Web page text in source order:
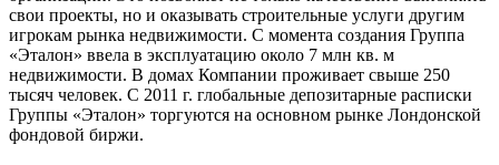
свои проекты, но и оказывать строительные услуги другим
игрокам рынка недвижимости. С момента создания Группа
«Эталон» ввела в эксплуатацию около 7 млн кв. м
недвижимости. В домах Компании проживает свыше 250
тысяч человек. С 2011 г. глобальные депозитарные расписки
Группы «Эталон» торгуются на основном рынке Лондонской
фондовой биржи.